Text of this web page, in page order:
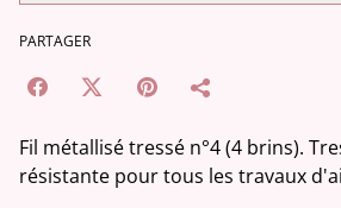
PARTAGER
Fil métallisé tressé n°4 (4 brins).
résistante pour tous les travaux